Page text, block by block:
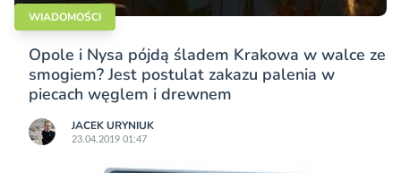
WIADOMOŚCI
Opole i Nysa pójdą śladem Krakowa w walce ze
smogiem? Jest postulat zakazu palenia w
piecach węglem i drewnem
JACEK URYNIUK
23.04.2019 01:47